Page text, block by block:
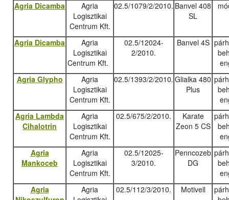
Agria Dicamba
Agria
Logisztikai
Centrum Kft.
02.5/1079/2/2010. Banvel 408
SL
Agria Dicamba
Agria
Logisztikai
Centrum Kft.
02.5/12024-
2/2010.
Banvel 4S
Agria Glypho
Agria
Logisztikai
Centrum Kft.
02.5/1393/2/2010. Glialka 480
Plus
Agria Lambda
Cihalotrin
Agria
Logisztikai
Centrum Kft.
02.5/675/2/2010.
Karate
Zeon 5 CS
Agria
Mankoceb
Agria
Logisztikai
Centrum Kft.
02.5/12025-
3/2010.
Penncozeb
DG
Agria
Agria
02.5/112/3/2010. Motivell